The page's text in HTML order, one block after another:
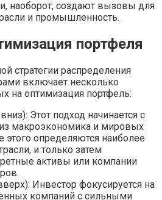
наоборот, создают вызовы для
и промышленность.
портфеля
стратегии распределения
включает несколько
на оптимизация портфель:
Этот подход начинается с
макроэкономика и мировых
этого определяются наиболее
и только затем
активы или компании
Инвестор фокусируется на
компаний с сильными